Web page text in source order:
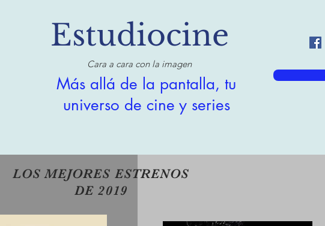
Estudiocine
Cara a cara con la imagen
Más allá de la pantalla, tu
universo de cine y series
LOS MEJORES ESTRENOS
DE 2019